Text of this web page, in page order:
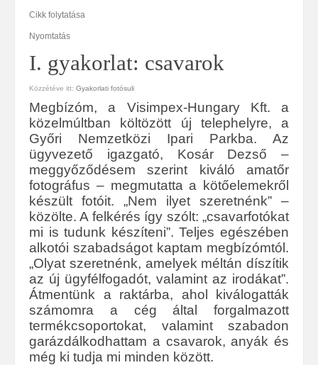
Cikk folytatása
Nyomtatás
I. gyakorlat: csavarok
Közzétéve itt: Gyakorlati fotósuli
Megbízóm, a Visimpex-Hungary Kft. a
közelmúltban költözött új telephelyre, a
Győri Nemzetközi Ipari Parkba. Az
ügyvezető igazgató, Kosár Dezső –
meggyőződésem szerint kiváló amatőr
fotográfus – megmutatta a kötőelemekről
készült fotóit. „Nem ilyet szeretnénk” –
közölte. A felkérés így szólt: „csavarfotókat
mi is tudunk készíteni”. Teljes egészében
alkotói szabadságot kaptam megbízómtól.
„Olyat szeretnénk, amelyek méltán díszítik
az új ügyfélfogadót, valamint az irodákat”.
Átmentünk a raktárba, ahol kiválogatták
számomra a cég által forgalmazott
termékcsoportokat, valamint szabadon
garázdálkodhattam a csavarok, anyák és
még ki tudja mi minden között.